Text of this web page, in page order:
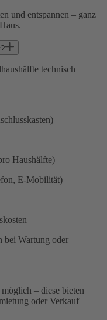
und entspannen – ganz
technisch
Haushälfte)
E-Mobilität)
bei Wartung oder
– diese bieten
oder Verkauf